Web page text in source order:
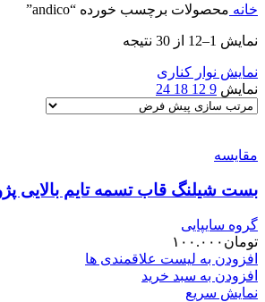
خانه محصولات برچسب خورده “andico”
نمایش 1–12 از 30 نتیجه
نمایش نوار کناری
نمایش 9
12
18
24
مقایسه
بست شیلنگ قاب تسمه تایم بالایی پژو 405
گروه سایپایی
تومان ۱۰۰.۰۰۰
افزودن به لیست علاقمندی ها
افزودن به سبد خرید
نمایش سریع